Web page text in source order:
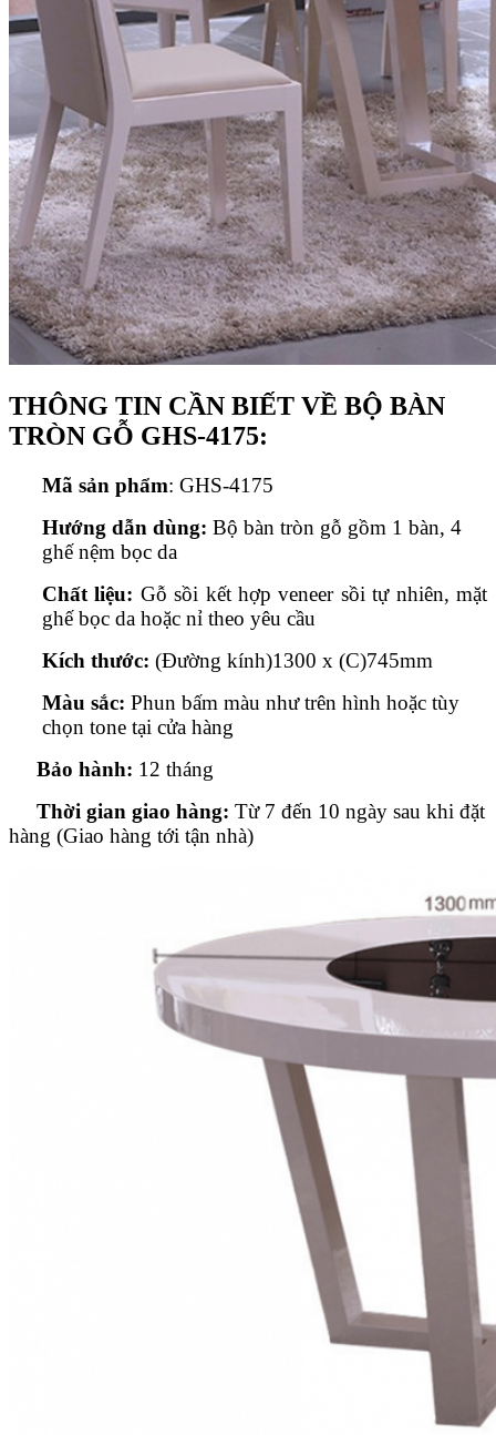
THÔNG TIN CẦN BIẾT VỀ BỘ BÀN
TRÒN GỖ GHS-4175:
Mã sản phẩm: GHS-4175
Hướng dẫn dùng: Bộ bàn tròn gỗ gồm 1 bàn, 4
ghế nệm bọc da
Chất liệu: Gỗ sồi kết hợp veneer sồi tự nhiên, mặt
ghế bọc da hoặc nỉ theo yêu cầu
Kích thước: (Đường kính)1300 x (C)745mm
Màu sắc: Phun bấm màu như trên hình hoặc tùy
chọn tone tại cửa hàng
Bảo hành: 12 tháng
Thời gian giao hàng: Từ 7 đến 10 ngày sau khi đặt
hàng (Giao hàng tới tận nhà)